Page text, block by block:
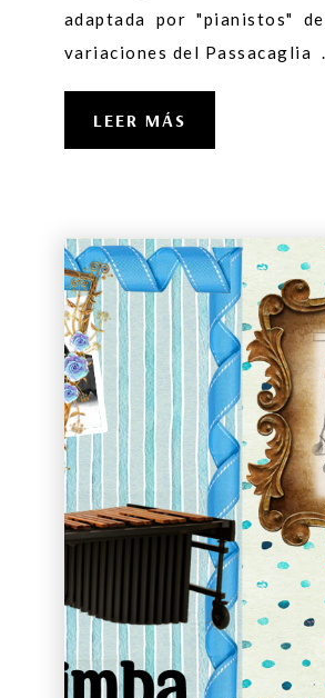
adaptada por "pianistos"
variaciones del Passacaglia
LEER MÁS